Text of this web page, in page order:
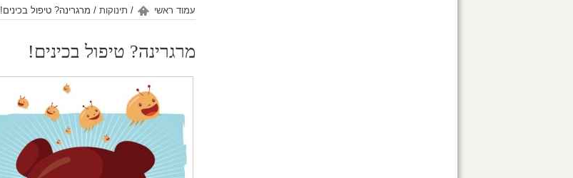
עמוד ראשי / תינוקות / מרגרינה? טיפול בכינים!
מרגרינה? טיפול בכינים!